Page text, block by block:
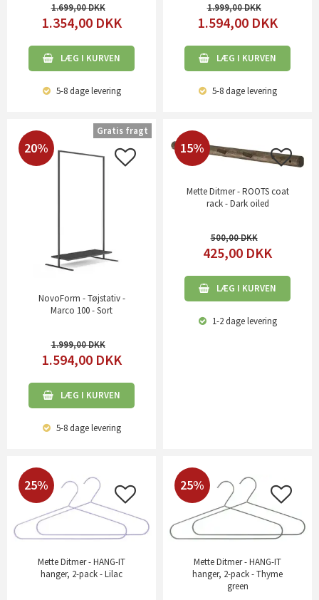
1.699,00
1.354,00 DKK
LÆG I KURVEN
5-8 dagelevering
1.999,00
1.594,00 DKK
LÆG I KURVEN
5-8 dagelevering
20%
NovoForm - Tøjstativ -
Marco 100 - Sort
1.999,00
1.594,00 DKK
LÆG I KURVEN
5-8 dagelevering
Gratis fragt
15%
Mette Ditmer - ROOTS coat
rack - Dark oiled
500,00
425,00 DKK
LÆG I KURVEN
1-2 dagelevering
25%
Mette Ditmer - HANG-IT
hanger, 2-pack - Lilac
25%
Mette Ditmer - HANG-IT
hanger, 2-pack - Thyme
green